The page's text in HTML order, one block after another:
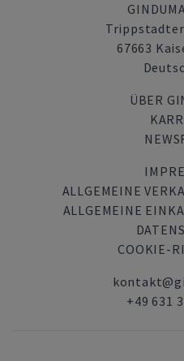
Trippstadter
67663
ÜBER
ALLGEMEINE
ALLGEMEINE
COOKIE-
+49 631